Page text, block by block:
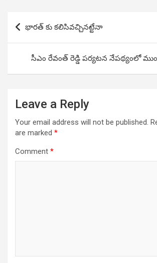
Post
navigation
భారత్ కు కలిసివచ్చినట్టేనా
సీఎం రేవంత్ రెడ్డి పర్యటన నేపథ్యంలో
Leave a Reply
Your email address will not be published.
are marked *
Comment *